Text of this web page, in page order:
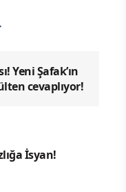
Yeni Şafak’ın
cevaplıyor!
İsyan!